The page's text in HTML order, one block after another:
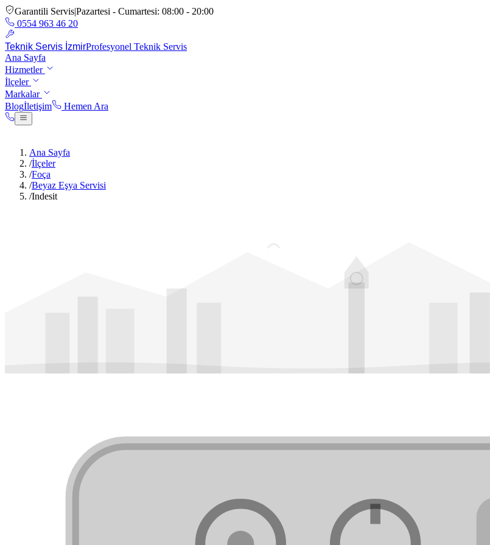
Garantili Servis|Pazartesi - Cumartesi: 08:00 - 20:00
0554 963 46 20
Teknik Servis İzmirProfesyonel Teknik Servis
Ana Sayfa
Hizmetler
İlçeler
Markalar
Blogİletişim Hemen Ara
Ana Sayfa
/İlçeler
/Foça
/Beyaz Eşya Servisi
/Indesit